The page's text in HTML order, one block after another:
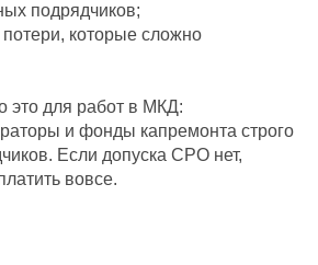
подрядчиков;
которые сложно
это для работ в МКД:
и фонды капремонта строго
Если допуска СРО нет,
вовсе.